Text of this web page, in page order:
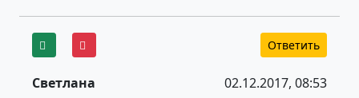
Ответить
Светлана
02.12.2017, 08:53